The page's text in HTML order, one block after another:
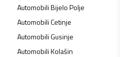
AutomobiliBijelo Polje
AutomobiliCetinje
AutomobiliGusinje
AutomobiliKolašin